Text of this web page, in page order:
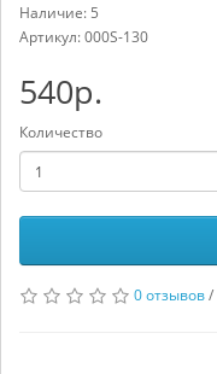
Наличие: 5
Артикул:000S-130
540р.
Количество
0 отзывов/